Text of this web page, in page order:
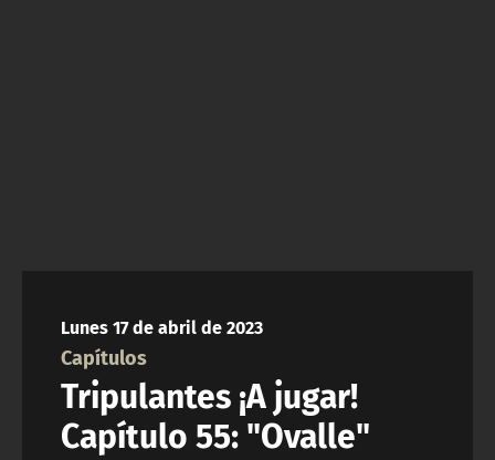
Lunes 17 de abril de 2023
Capítulos
Tripulantes ¡A jugar!
Capítulo 55: "Ovalle"